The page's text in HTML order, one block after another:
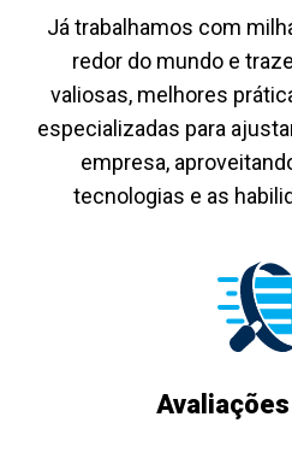
Já trabalhamos com
redor do mundo e
valiosas, melhores
especializadas para
empresa,
tecnologias e as